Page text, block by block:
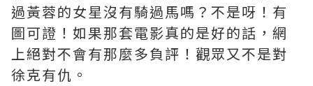
過黃蓉的女星沒有騎過馬嗎？不是呀！有
圖可證！如果那套電影真的是好的話，網
上絕對不會有那麼多負評！觀眾又不是對
徐克有仇。